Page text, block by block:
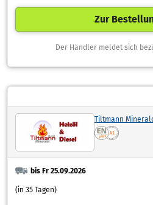
Zur
Der Händler meldet sich
Tiltmann
bis Fr 25.09.2026
(in 35 Tagen)